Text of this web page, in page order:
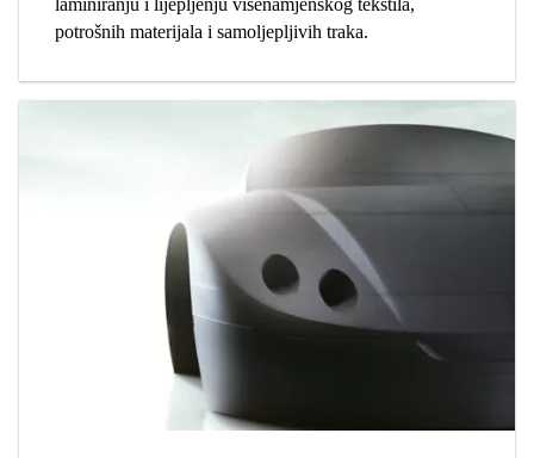
potrošnih materijala i samoljepljivih traka.